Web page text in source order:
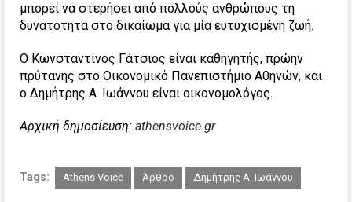
μπορεί να στερήσει από πολλούς ανθρώπους τη
δυνατότητα στο δικαίωμα για μία ευτυχισμένη ζωή.
Ο Κωνσταντίνος Γάτσιος είναι καθηγητής, πρώην
πρύτανης στο Οικονομικό Πανεπιστήμιο Αθηνών, και
ο Δημήτρης Α. Ιωάννου είναι οικονομολόγος.
Αρχική δημοσίευση:athensvoice.gr
Tags: Athens Voice Άρθρο Δημήτρης Α. Ιωάννου